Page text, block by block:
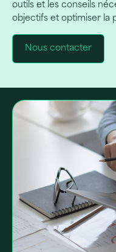
outils et les conseils
objectifs et optimiser la
Nous contacter